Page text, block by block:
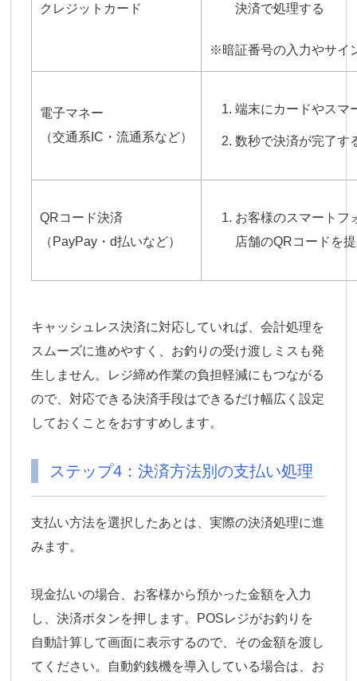
クレジットカード
決済で処理する
※暗証番号の入力やサイ
電子マネー
（交通系IC・流通系など）
端末にカードやスマ
数秒で決済が完了す
QRコード決済
（PayPay・d払いなど）
お客様のスマートフ
店舗のQRコードを
キャッシュレス決済に対応していれば、会計処理を
スムーズに進めやすく、お釣りの受け渡しミスも発
生しません。レジ締め作業の負担軽減にもつながる
ので、対応できる決済手段はできるだけ幅広く設定
しておくことをおすすめします。
ステップ4：決済方法別の支払い処理
支払い方法を選択したあとは、実際の決済処理に進
みます。
現金払いの場合、お客様から預かった金額を入力
し、決済ボタンを押します。POSレジがお釣りを
自動計算して画面に表示するので、その金額を渡し
てください。自動釣銭機を導入している場合は、お